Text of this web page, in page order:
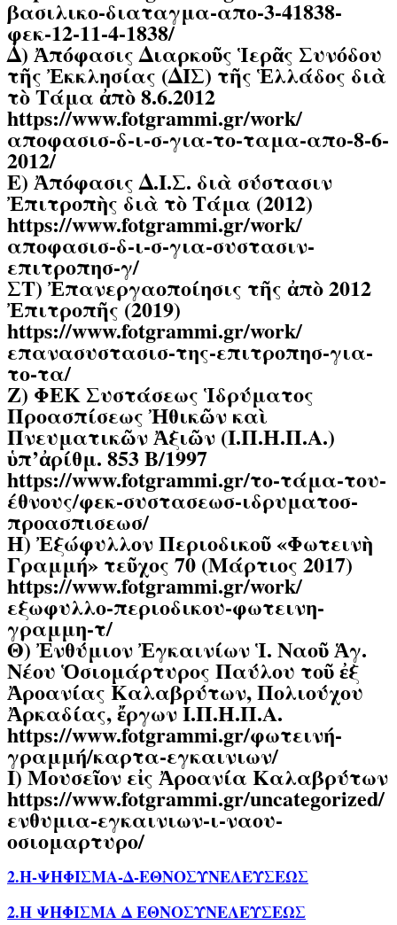
βασιλικο-διαταγμα-απο-3-41838-
φεκ-12-11-4-1838/
Δ) Ἀπόφασις Διαρκοῦς Ἱερᾶς Συνόδου
τῆς Ἐκκλησίας (ΔΙΣ) τῆς Ἑλλάδος διὰ
τὸ Τάμα ἀπὸ 8.6.2012
https://www.fotgrammi.gr/work/
αποφασισ-δ-ι-σ-για-το-ταμα-απο-8-6-
2012/
Ε) Ἀπόφασις Δ.Ι.Σ. διὰ σύστασιν
Ἐπιτροπὴς διὰ τὸ Τάμα (2012)
https://www.fotgrammi.gr/work/
αποφασισ-δ-ι-σ-για-συστασιν-
επιτροπησ-γ/
ΣΤ) Ἐπανεργαοποίησις τῆς ἀπὸ 2012
Ἐπιτροπῆς (2019)
https://www.fotgrammi.gr/work/
επανασυστασισ-της-επιτροπησ-για-
το-τα/
Ζ) ΦΕΚ Συστάσεως Ἱδρύματος
Προασπίσεως Ἠθικῶν καὶ
Πνευματικῶν Ἀξιῶν (Ι.Π.Η.Π.Α.)
ὑπ’ἀρίθμ. 853 Β/1997
https://www.fotgrammi.gr/το-τάμα-του-
έθνους/φεκ-συστασεωσ-ιδρυματοσ-
προασπισεωσ/
Η) Ἐξώφυλλον Περιοδικοῦ «Φωτεινὴ
Γραμμή» τεῦχος 70 (Μάρτιος 2017)
https://www.fotgrammi.gr/work/
εξωφυλλο-περιοδικου-φωτεινη-
γραμμη-τ/
Θ) Ἐνθύμιον Ἐγκαινίων Ἱ. Ναοῦ Ἁγ.
Νέου Ὁσιομάρτυρος Παύλου τοῦ ἐξ
Ἀροανίας Καλαβρύτων, Πολιούχου
Ἀρκαδίας, ἔργων Ι.Π.Η.Π.Α.
https://www.fotgrammi.gr/φωτεινή-
γραμμή/καρτα-εγκαινιων/
Ι) Μουσεῖον εἰς Ἀροανία Καλαβρύτων
https://www.fotgrammi.gr/uncategorized/
ενθυμια-εγκαινιων-ι-ναου-
οσιομαρτυρο/
2.Η-ΨΗΦΙΣΜΑ-Δ-ΕΘΝΟΣΥΝΕΛΕΥΣΕΩΣ
2.Η ΨΗΦΙΣΜΑ Δ ΕΘΝΟΣΥΝΕΛΕΥΣΕΩΣ